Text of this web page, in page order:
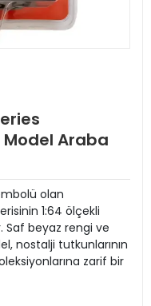
Araba
olan
1:64 ölçekli
Saf beyaz rengi ve
nostalji tutkunlarının
zarif bir